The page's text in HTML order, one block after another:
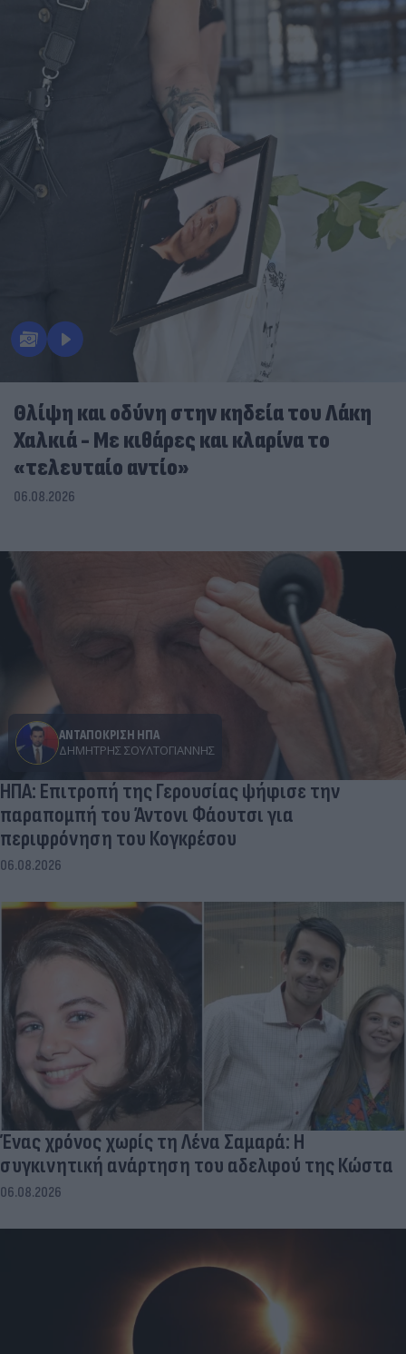
Θλίψη και οδύνη στην κηδεία του Λάκη
Χαλκιά - Με κιθάρες και κλαρίνα το
«τελευταίο αντίο»
06.08.2026
ΑΝΤΑΠΟΚΡΙΣΗ ΗΠΑ
ΔΗΜΉΤΡΗΣ ΣΟΥΛΤΟΓΙΆΝΝΗΣ
ΗΠΑ: Επιτροπή της Γερουσίας ψήφισε την
παραπομπή του Άντονι Φάουτσι για
περιφρόνηση του Κογκρέσου
06.08.2026
Ένας χρόνος χωρίς τη Λένα Σαμαρά: Η
συγκινητική ανάρτηση του αδελφού της Κώστα
06.08.2026